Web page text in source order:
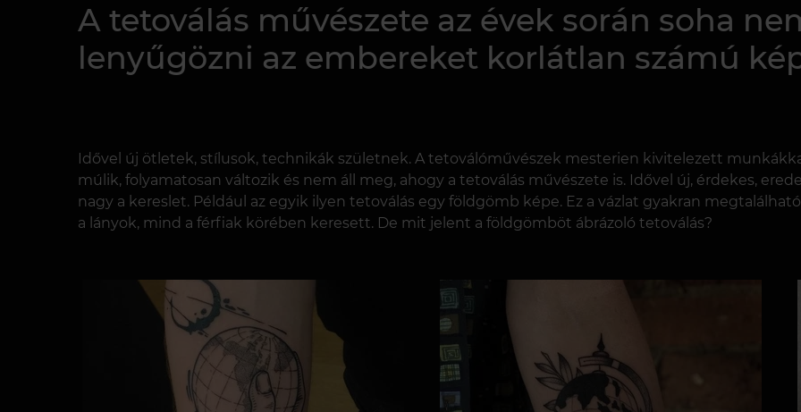
A tetoválás művészete az évek során soha
lenyűgözni az embereket korlátlan számú
Idővel új ötletek, stílusok, technikák születnek. A tetoválóművészek mesterien kivitelezett
múlik, folyamatosan változik és nem áll meg, ahogy a tetoválás művészete is. Idővel új, érdekes,
nagy a kereslet. Például az egyik ilyen tetoválás egy földgömb képe. Ez a vázlat gyakran
a lányok, mind a férfiak körében keresett. De mit jelent a földgömböt ábrázoló tetoválás?